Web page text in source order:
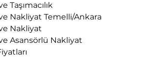
Taşımacılık
Nakliyat Temelli/Ankara
Nakliyat
Asansörlü Nakliyat